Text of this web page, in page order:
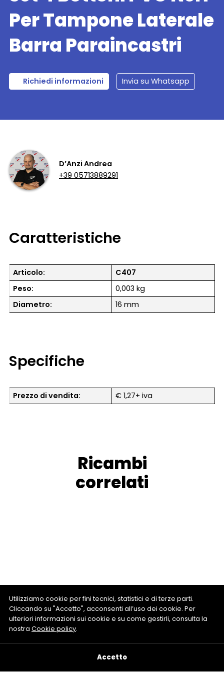
Per Tampone Laterale
Barra Paraincastri
Richiedi informazioni Invia su Whatsapp
D’Anzi Andrea
+39 05713889291
Caratteristiche
Articolo:
C407
Peso:
0,003 kg
Diametro:
16 mm
Specifiche
Prezzo di vendita: € 1,27+ iva
Ricambi
correlati
Utilizziamo cookie per fini tecnici, statistici e di terze parti.
Cliccando su "Accetto", acconsenti all’uso dei cookie. Per
ulteriori informazioni sui cookie e su come gestirli, consulta la
nostra Cookie policy.
Accetto